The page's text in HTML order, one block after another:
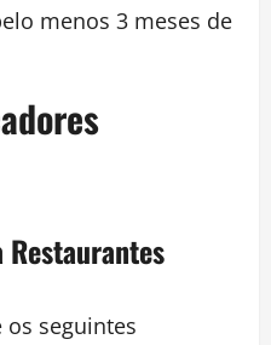
menos 3 meses de
seguintes